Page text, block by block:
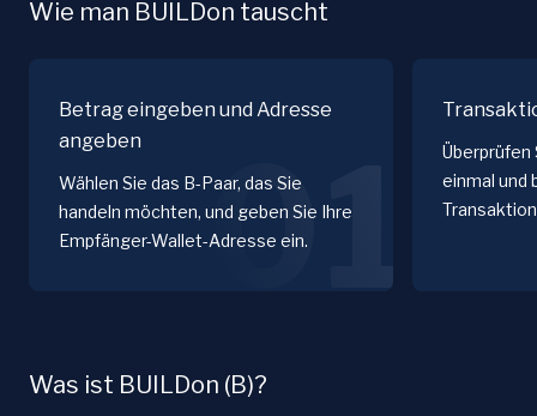
Wie man BUILDon tauscht
Betrag eingeben und Adresse
angeben
Wählen Sie das B-Paar, das Sie
handeln möchten, und geben Sie Ihre
Empfänger-Wallet-Adresse ein.
01
Überprüfen
einmal und
Was ist BUILDon (B)?